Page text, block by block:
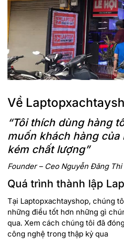
Về
“Tôi thích dùng hàng
muốn khách hàng của
kém chất lượng”
Founder – Ceo Nguyễn Đăng Thi
Quá trình thành lập
Tại Laptopxachtayshop, chúng
những điều tốt hơn những gì
qua. Xem cách chúng tôi đã
công nghệ trong thập kỷ qua